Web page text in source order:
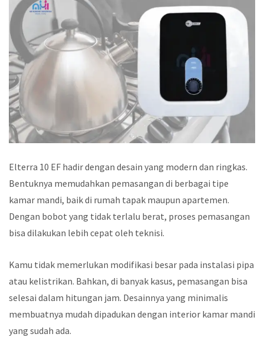
Elterra 10 EF hadir dengan desain yang modern dan ringkas.
Bentuknya memudahkan pemasangan di berbagai tipe
kamar mandi, baik di rumah tapak maupun apartemen.
Dengan bobot yang tidak terlalu berat, proses pemasangan
bisa dilakukan lebih cepat oleh teknisi.
Kamu tidak memerlukan modifikasi besar pada instalasi pipa
atau kelistrikan. Bahkan, di banyak kasus, pemasangan bisa
selesai dalam hitungan jam. Desainnya yang minimalis
membuatnya mudah dipadukan dengan interior kamar mandi
yang sudah ada.